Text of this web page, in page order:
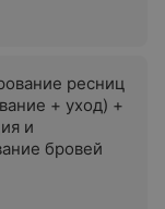
ресниц
+ уход) +
и
бровей